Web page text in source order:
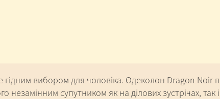
вибором для чоловіка. Одеколон Dragon Noir
незамінним супутником як на ділових зустрічах, так